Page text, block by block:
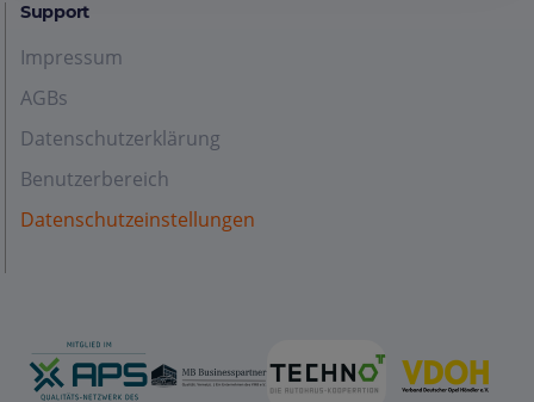
Support
Impressum
AGBs
Datenschutzerklärung
Benutzerbereich
Datenschutzeinstellungen